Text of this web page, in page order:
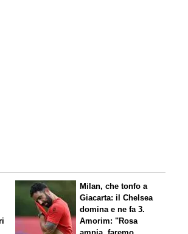
Milan, che tonfo a
Giacarta: il Chelsea
domina e ne fa 3.
Amorim: "Rosa